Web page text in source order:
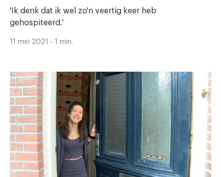
'Ik denk dat ik wel zo'n veertig keer heb
gehospiteerd.'
11 mei 2021 - 1 min.